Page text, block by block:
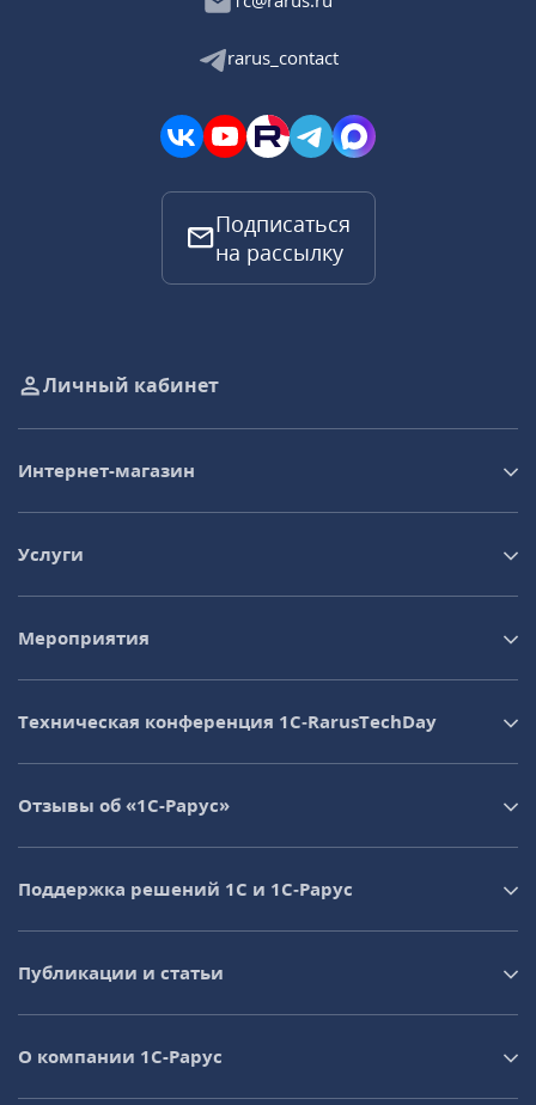
rarus_contact
Подписаться
на рассылку
Личный кабинет
Интернет-магазин
Услуги
Мероприятия
Техническая конференция 1C‑RarusTechDay
Отзывы об «1С-Рарус»
Поддержка решений 1С и 1С‑Рарус
Публикации и статьи
О компании 1C-Рарус